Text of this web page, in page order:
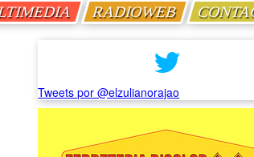
RADIOWEB
Tweets por @elzulianorajao